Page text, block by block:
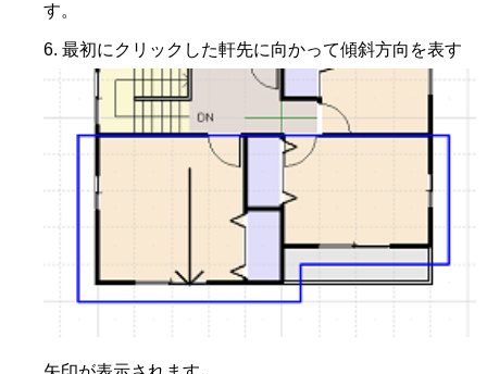
す。
最初にクリックした軒先に向かって傾斜方向を表す